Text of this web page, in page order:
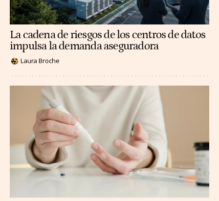
La cadena de riesgos de los centros de datos
impulsa la demanda aseguradora
Laura Broche